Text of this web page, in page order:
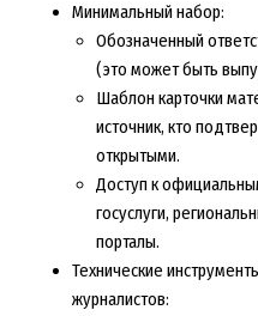
Минимальный набор:
Обозначенный
(это может быть
Шаблон карточки
источник, кто
открытыми.
Доступ к
госуслуги,
порталы.
Технические
журналистов: